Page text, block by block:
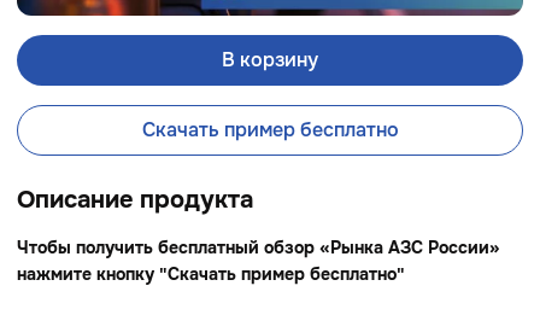
Описание продукта
Чтобы получить бесплатный обзор «Рынка АЗС России»
нажмите кнопку "Скачать пример бесплатно"
В корзину
Скачать пример бесплатно